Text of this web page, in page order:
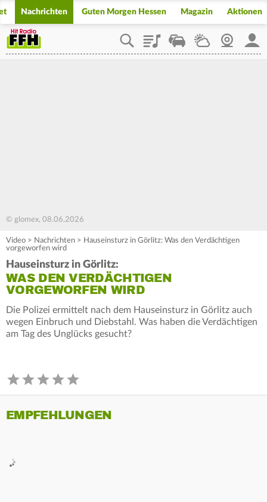
Nachrichten Guten Morgen Hessen Magazin Aktionen
PlaylistStaupilotWetterWebcam
© glomex, 08.06.2026
Video > Nachrichten > Hauseinsturz in Görlitz: Was den Verdächtigen
vorgeworfen wird
Hauseinsturz in Görlitz:
WAS DEN VERDÄCHTIGEN
VORGEWORFEN WIRD
Die Polizei ermittelt nach dem Hauseinsturz in Görlitz auch
wegen Einbruch und Diebstahl. Was haben die Verdächtigen
am Tag des Unglücks gesucht?
EMPFEHLUNGEN